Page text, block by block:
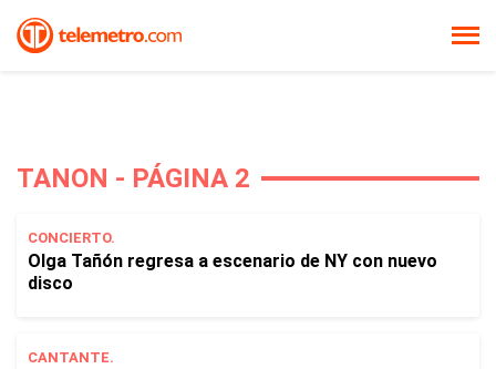
TANON - PÁGINA 2
CONCIERTO.
Olga Tañón regresa a escenario de NY con nuevo
disco
CANTANTE.